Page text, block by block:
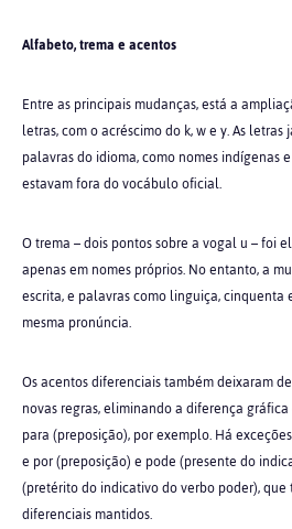
Alfabeto, trema e acentos
Entre as principais mudanças, está a
letras, com o acréscimo do k, w e y. As letras
palavras do idioma, como nomes indígenas
estavam fora do vocábulo oficial.
O trema – dois pontos sobre a vogal u – foi
apenas em nomes próprios. No entanto, a
escrita, e palavras como linguiça,
mesma pronúncia.
Os acentos diferenciais também deixaram
novas regras, eliminando a diferença
para (preposição), por exemplo. Há
e por (preposição) e pode (presente do
(pretérito do indicativo do verbo poder), que
diferenciais mantidos.